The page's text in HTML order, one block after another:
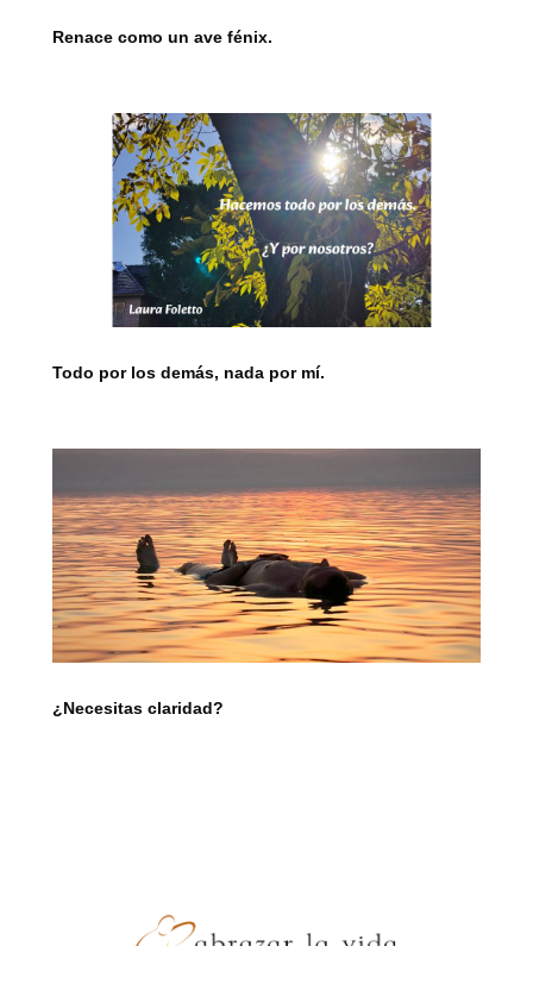
Renace como un ave fénix.
Todo por los demás, nada por mí.
¿Necesitas claridad?